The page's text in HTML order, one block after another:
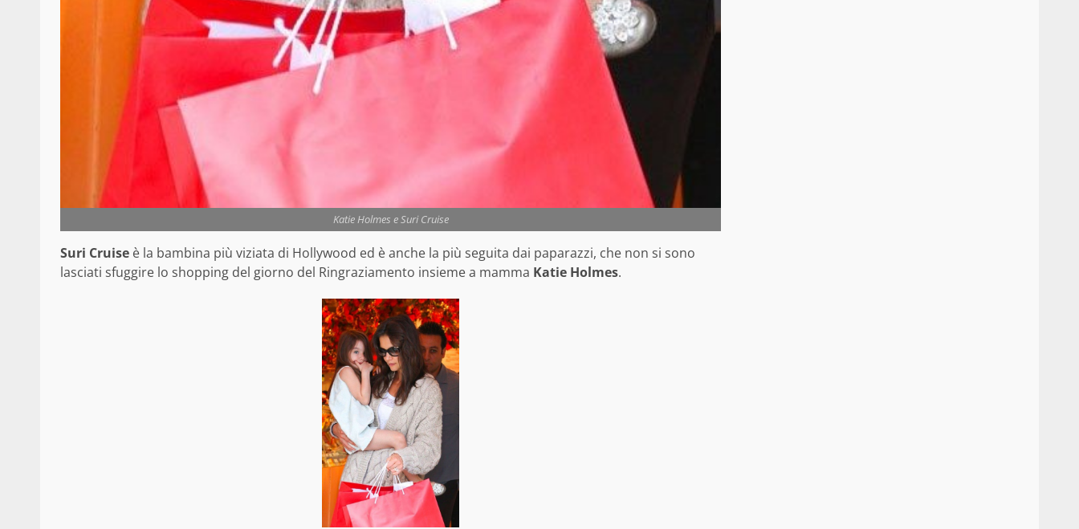
Katie Holmes e Suri Cruise
Suri Cruise è la bambina più viziata di Hollywood ed è anche la più seguita dai paparazzi, che non si sono
lasciati sfuggire lo shopping del giorno del Ringraziamento insieme a mamma Katie Holmes.